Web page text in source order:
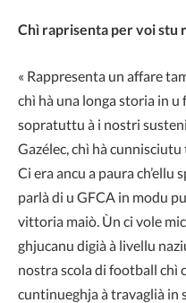
Chì raprisenta per voi stu
« Rappresenta un affare
chì hà una longa storia in u
sopratuttu à i nostri
Gazélec, chì hà
Ci era ancu a paura ch’ellu
parlà di u GFCA in modu
vittoria maiò. Ùn ci vole
ghjucanu digià à livellu
nostra scola di football chì
cuntinueghja à travaglià in